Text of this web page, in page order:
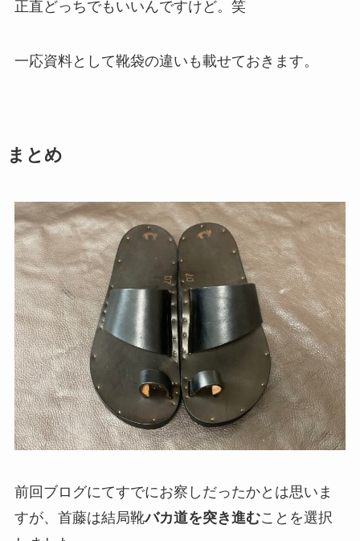
正直どっちでもいいんですけど。笑
一応資料として靴袋の違いも載せておきます。
まとめ
前回ブログにてすでにお察しだったかとは思いま
すが、首藤は結局靴バカ道を突き進むことを選択